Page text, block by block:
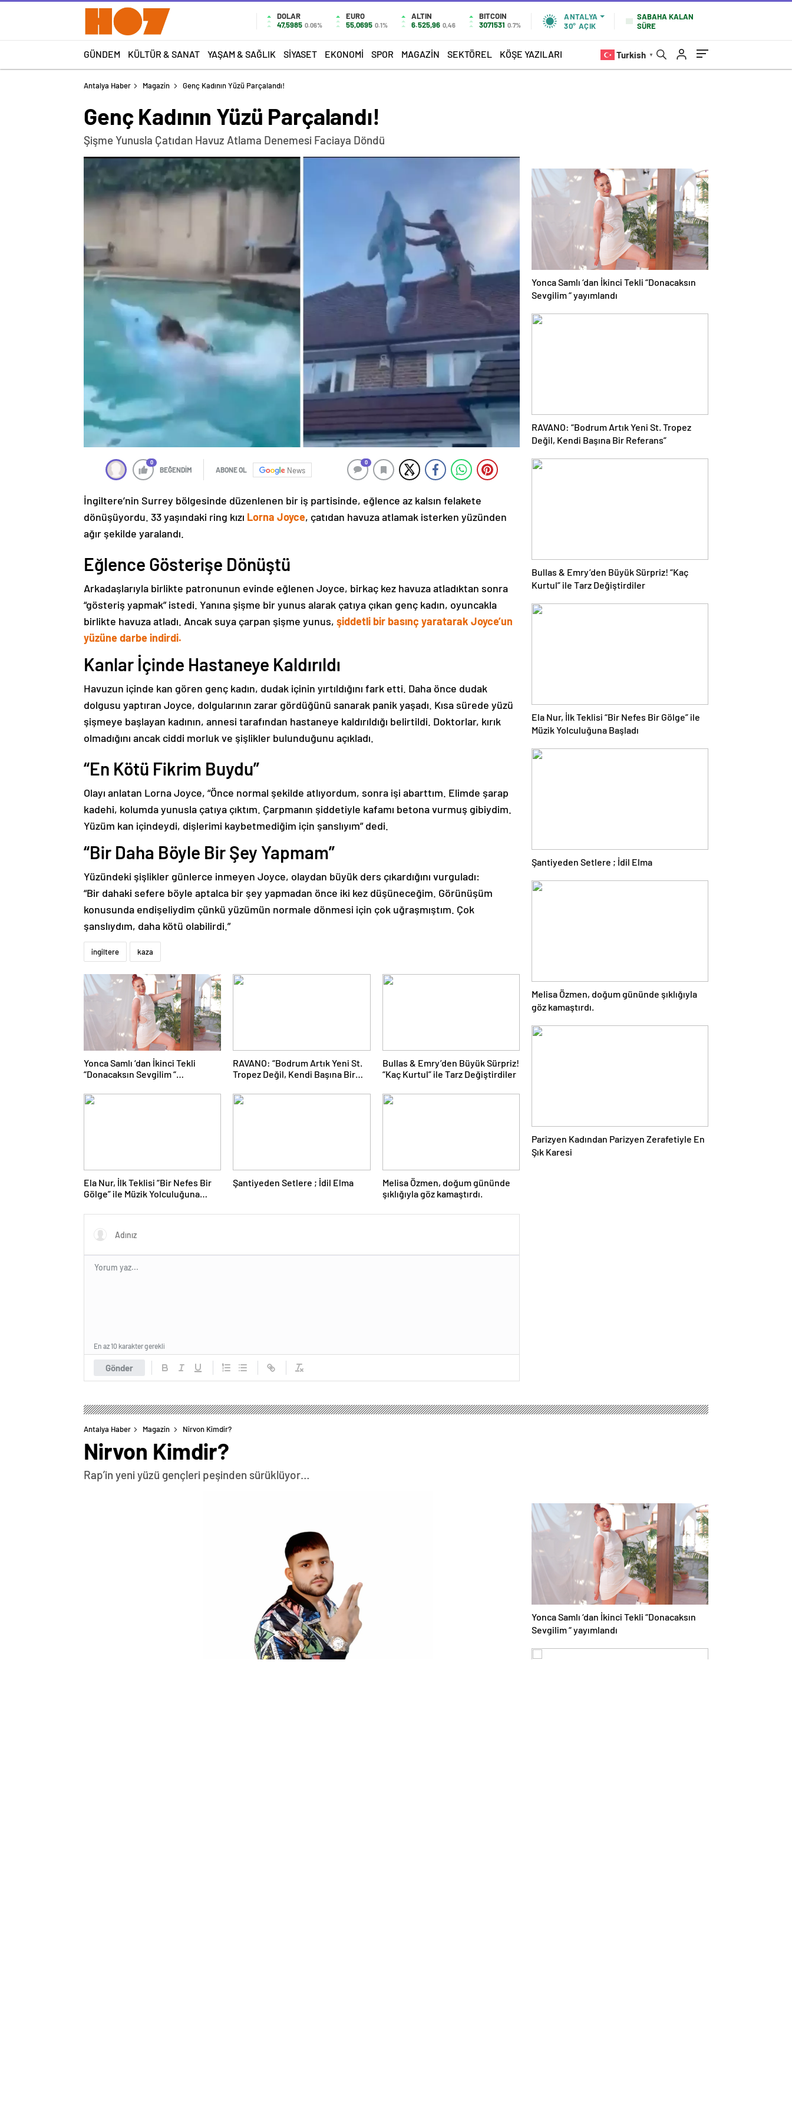
DOLAR
47,5985 0.06%
EURO
55,0695 0.1%
ALTIN
6.525,96 0,46
BITCOIN
3071531 0.7%
ANTALYA
30° AÇIK
SABAHA KALAN
SÜRE
GÜNDEM KÜLTÜR & SANAT YAŞAM & SAĞLIK SIYASET EKONOMI SPOR MAGAZIN SEKTÖREL KÖŞE YAZILARI Turkish ▼
Antalya Haber Magazin Genç Kadının Yüzü Parçalandı!
Genç Kadının Yüzü Parçalandı!
Şişme Yunusla Çatıdan Havuz Atlama Denemesi Faciaya Döndü
0
BEĞENDİM ABONE OL News
0
İngiltere’nin Surrey bölgesinde düzenlenen bir iş partisinde, eğlence az kalsın felakete
dönüşüyordu. 33 yaşındaki ring kızı Lorna Joyce, çatıdan havuza atlamak isterken yüzünden
ağır şekilde yaralandı.
Eğlence Gösterişe Dönüştü
Arkadaşlarıyla birlikte patronunun evinde eğlenen Joyce, birkaç kez havuza atladıktan sonra
“gösteriş yapmak” istedi. Yanına şişme bir yunus alarak çatıya çıkan genç kadın, oyuncakla
birlikte havuza atladı. Ancak suya çarpan şişme yunus, şiddetli bir basınç yaratarak Joyce’un
yüzüne darbe indirdi.
Kanlar İçinde Hastaneye Kaldırıldı
Havuzun içinde kan gören genç kadın, dudak içinin yırtıldığını fark etti. Daha önce dudak
dolgusu yaptıran Joyce, dolgularının zarar gördüğünü sanarak panik yaşadı. Kısa sürede yüzü
şişmeye başlayan kadının, annesi tarafından hastaneye kaldırıldığı belirtildi. Doktorlar, kırık
olmadığını ancak ciddi morluk ve şişlikler bulunduğunu açıkladı.
“En Kötü Fikrim Buydu”
Olayı anlatan Lorna Joyce, “Önce normal şekilde atlıyordum, sonra işi abarttım. Elimde şarap
kadehi, kolumda yunusla çatıya çıktım. Çarpmanın şiddetiyle kafamı betona vurmuş gibiydim.
Yüzüm kan içindeydi, dişlerimi kaybetmediğim için şanslıyım” dedi.
“Bir Daha Böyle Bir Şey Yapmam”
Yüzündeki şişlikler günlerce inmeyen Joyce, olaydan büyük ders çıkardığını vurguladı:
“Bir dahaki sefere böyle aptalca bir şey yapmadan önce iki kez düşüneceğim. Görünüşüm
konusunda endişeliydim çünkü yüzümün normale dönmesi için çok uğraşmıştım. Çok
şanslıydım, daha kötü olabilirdi.”
ingiltere kaza
Yonca Samlı ‘dan İkinci Tekli
“Donacaksın Sevgilim “
RAVANO: “Bodrum Artık Yeni St.
Tropez Değil, Kendi Başına Bir
Bullas & Emry’den Büyük Sürpriz!
“Kaç Kurtul” ile Tarz Değiştirdiler
Ela Nur, İlk Teklisi “Bir Nefes Bir
Gölge” ile Müzik Yolculuğuna
Şantiyeden Setlere ; İdil Elma
Melisa Özmen, doğum gününde
şıklığıyla göz kamaştırdı.
Gönder
En az 10 karakter gerekli
Yonca Samlı ‘dan İkinci Tekli “Donacaksın
Sevgilim “ yayımlandı
RAVANO: “Bodrum Artık Yeni St. Tropez
Değil, Kendi Başına Bir Referans”
Bullas & Emry’den Büyük Sürpriz! “Kaç
Kurtul” ile Tarz Değiştirdiler
Ela Nur, İlk Teklisi “Bir Nefes Bir Gölge” ile
Müzik Yolculuğuna Başladı
Şantiyeden Setlere ; İdil Elma
Melisa Özmen, doğum gününde şıklığıyla
göz kamaştırdı.
Parizyen Kadından Parizyen Zerafetiyle En
Şık Karesi
Antalya Haber Magazin Nirvon Kimdir?
Nirvon Kimdir?
Rap’in yeni yüzü gençleri peşinden sürüklüyor…
Yonca Samlı ‘dan İkinci Tekli “Donacaksın
Sevgilim “ yayımlandı